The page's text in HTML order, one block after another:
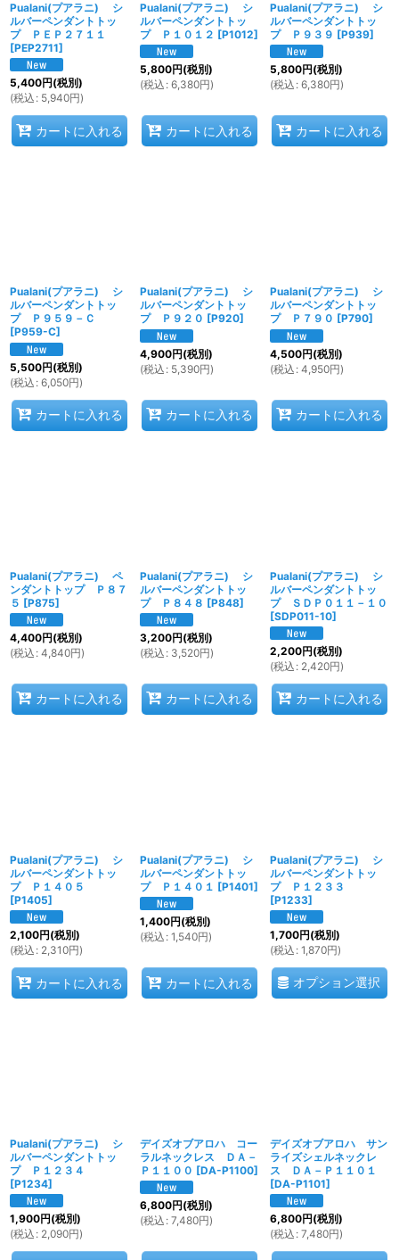
Pualani(プアラニ) シ
ルバーペンダントトッ
プ ＰＥＰ２７１１
[PEP2711]
5,400円(税別)
(税込 : 5,940円)
カートに入れる
Pualani(プアラニ) シ
ルバーペンダントトッ
プ Ｐ１０１２ [P1012]
5,800円(税別)
(税込 : 6,380円)
カートに入れる
Pualani(プアラニ) シ
ルバーペンダントトッ
プ Ｐ９３９ [P939]
5,800円(税別)
(税込 : 6,380円)
カートに入れる
Pualani(プアラニ) シ
ルバーペンダントトッ
プ Ｐ９５９－Ｃ
[P959-C]
5,500円(税別)
(税込 : 6,050円)
カートに入れる
Pualani(プアラニ) シ
ルバーペンダントトッ
プ Ｐ９２０ [P920]
4,900円(税別)
(税込 : 5,390円)
カートに入れる
Pualani(プアラニ) シ
ルバーペンダントトッ
プ Ｐ７９０ [P790]
4,500円(税別)
(税込 : 4,950円)
カートに入れる
Pualani(プアラニ) ペ
ンダントトップ Ｐ８７
５ [P875]
4,400円(税別)
(税込 : 4,840円)
カートに入れる
Pualani(プアラニ) シ
ルバーペンダントトッ
プ Ｐ８４８ [P848]
3,200円(税別)
(税込 : 3,520円)
カートに入れる
Pualani(プアラニ) シ
ルバーペンダントトッ
プ ＳＤＰ０１１－１０
[SDP011-10]
2,200円(税別)
(税込 : 2,420円)
カートに入れる
Pualani(プアラニ) シ
ルバーペンダントトッ
プ Ｐ１４０５
[P1405]
2,100円(税別)
(税込 : 2,310円)
カートに入れる
Pualani(プアラニ) シ
ルバーペンダントトッ
プ Ｐ１４０１ [P1401]
1,400円(税別)
(税込 : 1,540円)
カートに入れる
Pualani(プアラニ) シ
ルバーペンダントトッ
プ Ｐ１２３３
[P1233]
1,700円(税別)
(税込 : 1,870円)
オプション選択
Pualani(プアラニ) シ
ルバーペンダントトッ
プ Ｐ１２３４
[P1234]
1,900円(税別)
(税込 : 2,090円)
デイズオブアロハ コー
ラルネックレス ＤＡ－
Ｐ１１００ [DA-P1100]
6,800円(税別)
(税込 : 7,480円)
デイズオブアロハ サン
ライズシェルネックレ
ス ＤＡ－Ｐ１１０１
[DA-P1101]
6,800円(税別)
(税込 : 7,480円)